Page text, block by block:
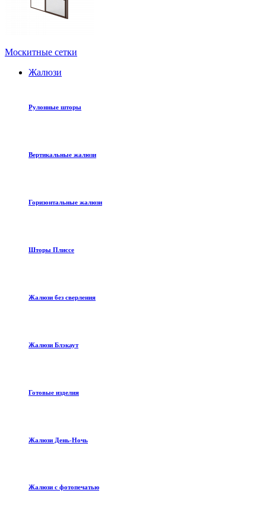
Москитные сетки
Жалюзи
Рулонные шторы
Вертикальные жалюзи
Горизонтальные жалюзи
Шторы Плиссе
Жалюзи без сверления
Жалюзи Блэкаут
Готовые изделия
Жалюзи День-Ночь
Жалюзи с фотопечатью